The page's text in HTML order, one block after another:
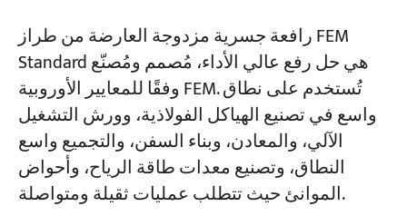
رافعة جسرية مزدوجة العارضة من طراز FEM
Standard هي حل رفع عالي الأداء، مُصمم ومُصنّع
وفقًا للمعايير الأوروبية FEM. تُستخدم على نطاق
واسع في تصنيع الهياكل الفولاذية، وورش التشغيل
الآلي، والمعادن، وبناء السفن، والتجميع واسع
النطاق، وتصنيع معدات طاقة الرياح، وأحواض
الموانئ حيث تتطلب عمليات ثقيلة ومتواصلة.